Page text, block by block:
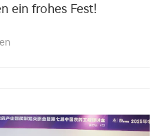
ein frohes Fest!